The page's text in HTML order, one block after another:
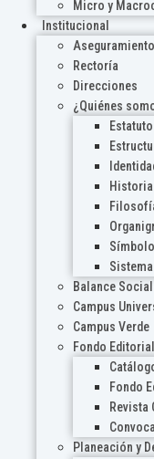
Micro y
Institucional
Rectoría
Direcciones
¿Quiénes
Historia
Balance Social
Campus
Campus Verde
Fondo Editorial
Fondo
Revista
Planeación y